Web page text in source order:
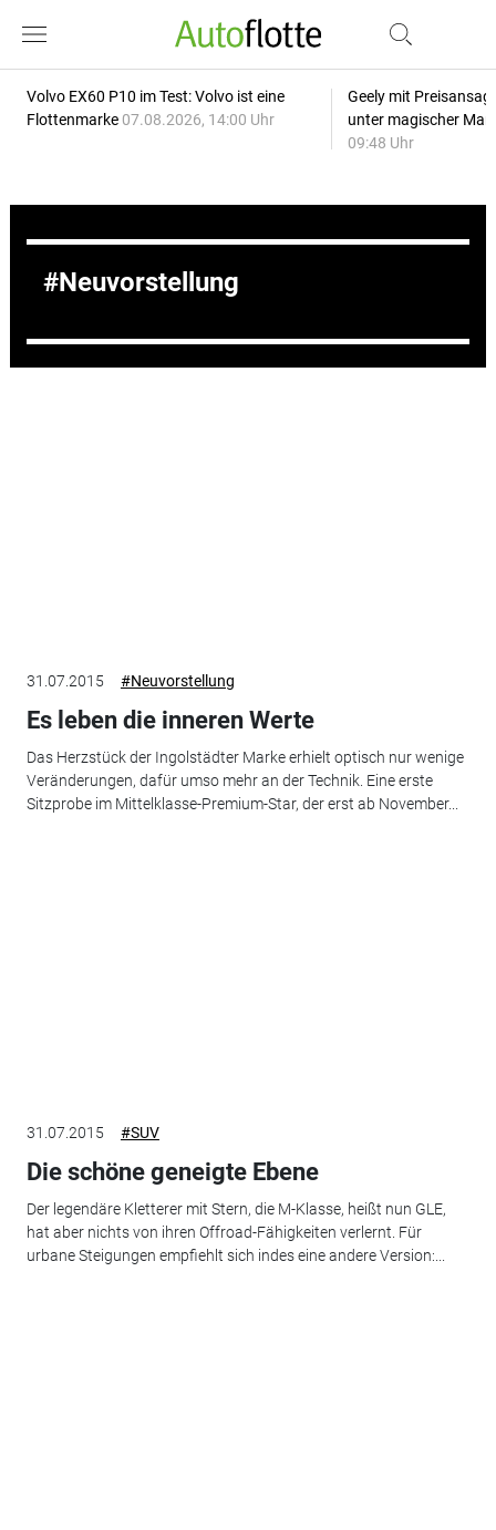
Volvo EX60 P10 im Test: Volvo ist eine
Flottenmarke 07.08.2026, 14:00 Uhr
Geely mit
unter magischer
09:48 Uhr
Neuvorstellung
31.07.2015 #Neuvorstellung
Es leben die inneren Werte
Das Herzstück der Ingolstädter Marke erhielt optisch nur wenige
Veränderungen, dafür umso mehr an der Technik. Eine erste
Sitzprobe im Mittelklasse-Premium-Star, der erst ab November...
31.07.2015 #SUV
Die schöne geneigte Ebene
Der legendäre Kletterer mit Stern, die M-Klasse, heißt nun GLE,
hat aber nichts von ihren Offroad-Fähigkeiten verlernt. Für
urbane Steigungen empfiehlt sich indes eine andere Version:...